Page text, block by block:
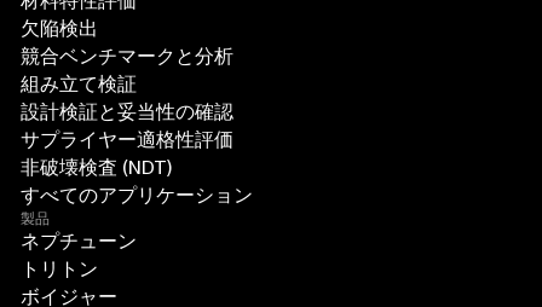
欠陥検出
競合ベンチマークと分析
組み立て検証
設計検証と妥当性の確認
サプライヤー適格性評価
非破壊検査 (NDT)
すべてのアプリケーション
製品
ネプチューン
トリトン
ボイジャー